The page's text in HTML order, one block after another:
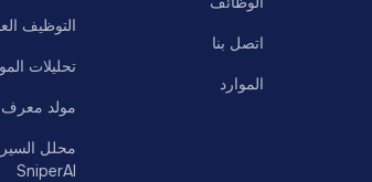
اتصل بنا
الموارد
التوظيف
تحليلات
مولد معرف
محلل
SniperAI